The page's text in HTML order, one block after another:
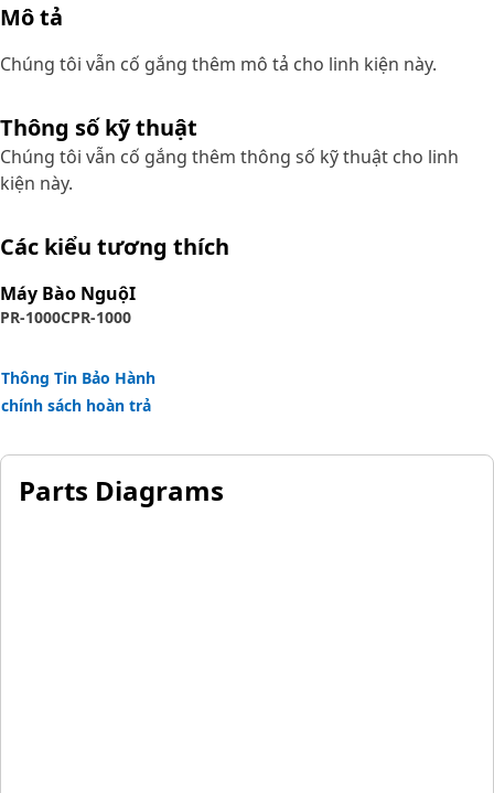
Mô tả
Chúng tôi vẫn cố gắng thêm mô tả cho linh kiện này.
Thông số kỹ thuật
Chúng tôi vẫn cố gắng thêm thông số kỹ thuật cho linh
kiện này.
Các kiểu tương thích
Máy Bào NguộI
PR-1000CPR-1000
Thông Tin Bảo Hành
chính sách hoàn trả
Parts Diagrams